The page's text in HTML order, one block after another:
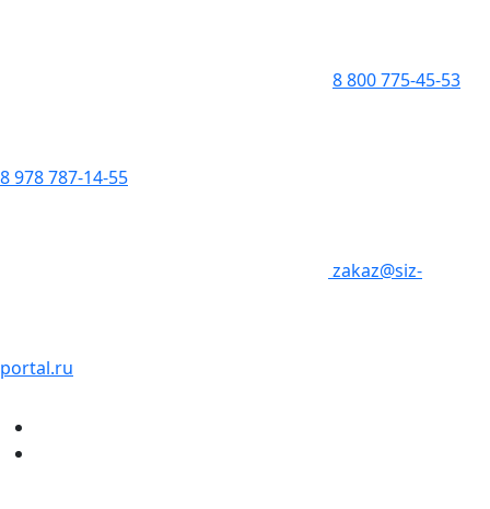
8 800 775-45-53
8 978 787-14-55
zakaz@siz-
portal.ru